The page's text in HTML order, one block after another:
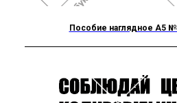
Пособие наглядное А5